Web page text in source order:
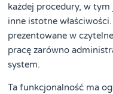
każdej procedury, w
inne istotne
prezentowane w
pracę zarówno
system.
Ta funkcjonalność ma